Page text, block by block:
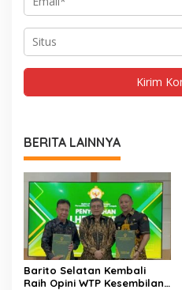
BERITA LAINNYA
Barito Selatan Kembali
Raih Opini WTP Kesembilan